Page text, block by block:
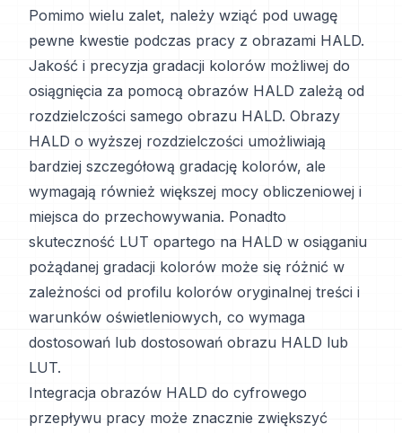
Pomimo wielu zalet, należy wziąć pod uwagę
pewne kwestie podczas pracy z obrazami HALD.
Jakość i precyzja gradacji kolorów możliwej do
osiągnięcia za pomocą obrazów HALD zależą od
rozdzielczości samego obrazu HALD. Obrazy
HALD o wyższej rozdzielczości umożliwiają
bardziej szczegółową gradację kolorów, ale
wymagają również większej mocy obliczeniowej i
miejsca do przechowywania. Ponadto
skuteczność LUT opartego na HALD w osiąganiu
pożądanej gradacji kolorów może się różnić w
zależności od profilu kolorów oryginalnej treści i
warunków oświetleniowych, co wymaga
dostosowań lub dostosowań obrazu HALD lub
LUT.
Integracja obrazów HALD do cyfrowego
przepływu pracy może znacznie zwiększyć